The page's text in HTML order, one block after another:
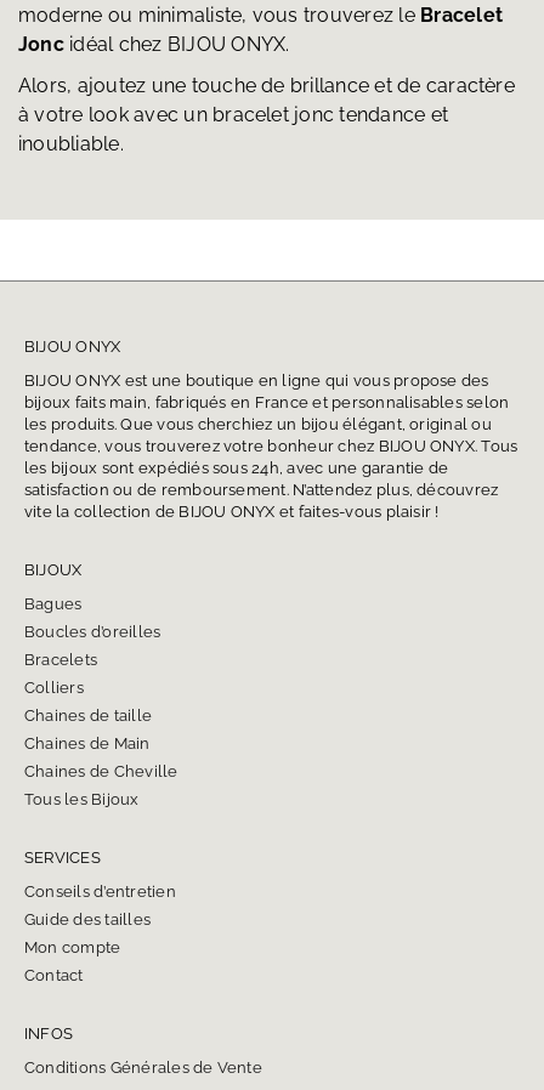
moderne ou minimaliste, vous trouverez le Bracelet
Joncidéal chez BIJOU ONYX.
Alors, ajoutez une touche de brillance et de caractère
à votre look avec un bracelet jonc tendance et
inoubliable.
BIJOU ONYX
BIJOU ONYX est une boutique en ligne qui vous propose des
bijoux faits main, fabriqués en France et personnalisables selon
les produits. Que vous cherchiez un bijou élégant, original ou
tendance, vous trouverez votre bonheur chez BIJOU ONYX. Tous
les bijoux sont expédiés sous 24h, avec une garantie de
satisfaction ou de remboursement. N’attendez plus, découvrez
vite la collection de BIJOU ONYX et faites-vous plaisir !
BIJOUX
Bagues
Boucles d’oreilles
Bracelets
Colliers
Chaines de taille
Chaines de Main
Chaines de Cheville
Tous les Bijoux
SERVICES
Conseils d’entretien
Guide des tailles
Mon compte
Contact
INFOS
Conditions Générales de Vente